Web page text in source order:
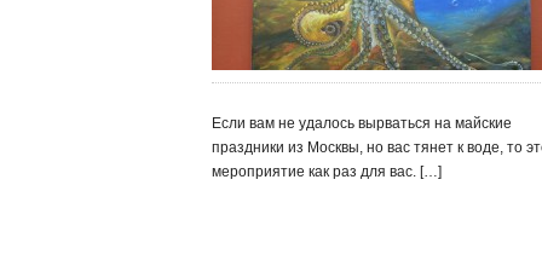
Если вам не удалось вырваться на майские
праздники из Москвы, но вас тянет к воде, то
мероприятие как раз для вас. […]